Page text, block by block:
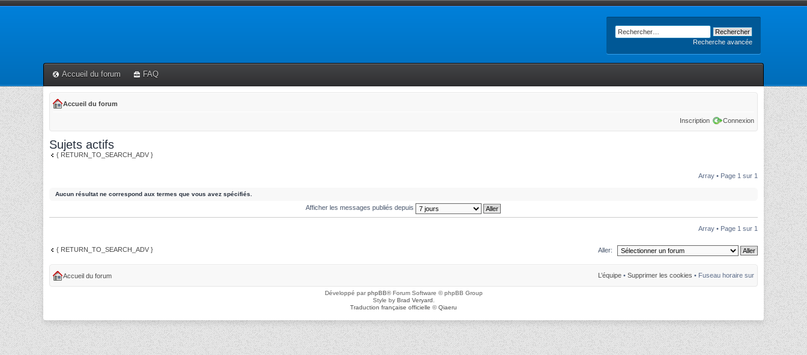
Recherche avancée
Accueil du forum FAQ
Accueil du forum
Inscription Connexion
Sujets actifs
{ RETURN_TO_SEARCH_ADV }
Array • Page 1 sur 1
Aucun résultat ne correspond aux termes que vous avez spécifiés.
Afficher les messages publiés depuis
Array • Page 1 sur 1
{ RETURN_TO_SEARCH_ADV } Aller:
Accueil du forum L’équipe • Supprimer les cookies • Fuseau horaire sur
Développé parphpBB® Forum Software © phpBB Group
Style by Brad Veryard
Traduction française officielle ©Qiaeru